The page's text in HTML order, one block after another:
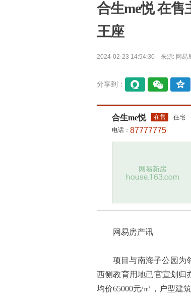
合生me悦 在售
王座
2024-02-23 14:54:30 来源: 网易
分享到：
间
合生me悦 在售
住宅
电话： 87777775
网易房产讯
项目与南海子公园为
西侧教育用地已官宣划归
均价65000元/㎡，户型建